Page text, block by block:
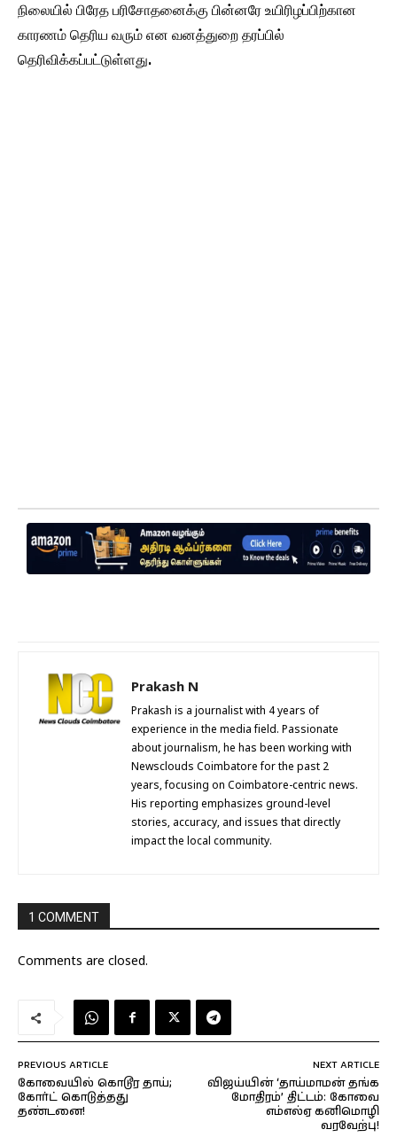
நிலையில் பிரேத பரிசோதனைக்கு பின்னரே உயிரிழப்பிற்கான
காரணம் தெரிய வரும் என வனத்துறை தரப்பில்
தெரிவிக்கப்பட்டுள்ளது.
Prakash N
Prakash is a journalist with 4 years of
experience in the media field. Passionate
about journalism, he has been working with
Newsclouds Coimbatore for the past 2
years, focusing on Coimbatore-centric news.
His reporting emphasizes ground-level
stories, accuracy, and issues that directly
impact the local community.
1 COMMENT
Comments are closed.
PREVIOUS ARTICLE
கோவையில் கொடூர தாய்;
கோர்ட் கொடுத்தது
தண்டனை!
NEXT ARTICLE
விஜய்யின் ‘தாய்மாமன் தங்க
மோதிரம்’ திட்டம்: கோவை
எம்எல்ஏ கனிமொழி
வரவேற்பு!